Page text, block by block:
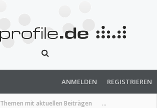
Themen mit aktuellen Beiträgen ...
ANMELDEN REGISTRIEREN